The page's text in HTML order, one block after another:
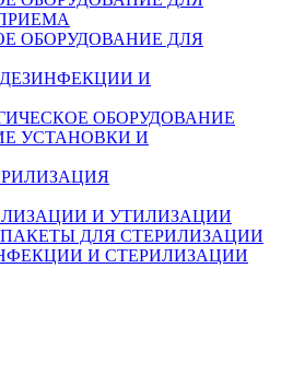
ОБОРУДОВАНИЕ ДЛЯ
И
ОБОРУДОВАНИЕ
УСТАНОВКИ И
И УТИЛИЗАЦИИ
ДЛЯ СТЕРИЛИЗАЦИИ
И СТЕРИЛИЗАЦИИ